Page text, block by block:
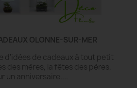
OLONNE-SUR-MER
d'idées de cadeaux à tout petit
des mères, la fêtes des pères,
un anniversaire....